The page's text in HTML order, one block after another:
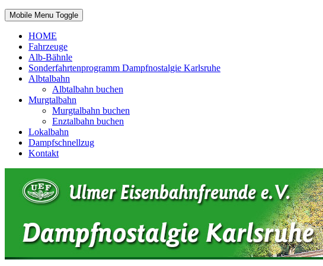
Mobile Menu Toggle
HOME
Fahrzeuge
Alb-Bähnle
Sonderfahrtenprogramm Dampfnostalgie Karlsruhe
Albtalbahn
Albtalbahn buchen
Murgtalbahn
Murgtalbahn buchen
Enztalbahn buchen
Lokalbahn
Dampfschnellzug
Kontakt